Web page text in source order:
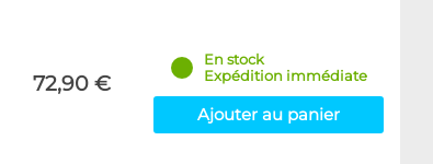
72,90 €
En stock
Expédition immédiate
Ajouter au panier